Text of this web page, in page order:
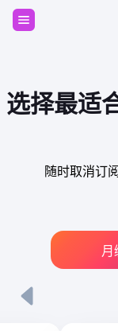
注
选择最适
随时取消订
月